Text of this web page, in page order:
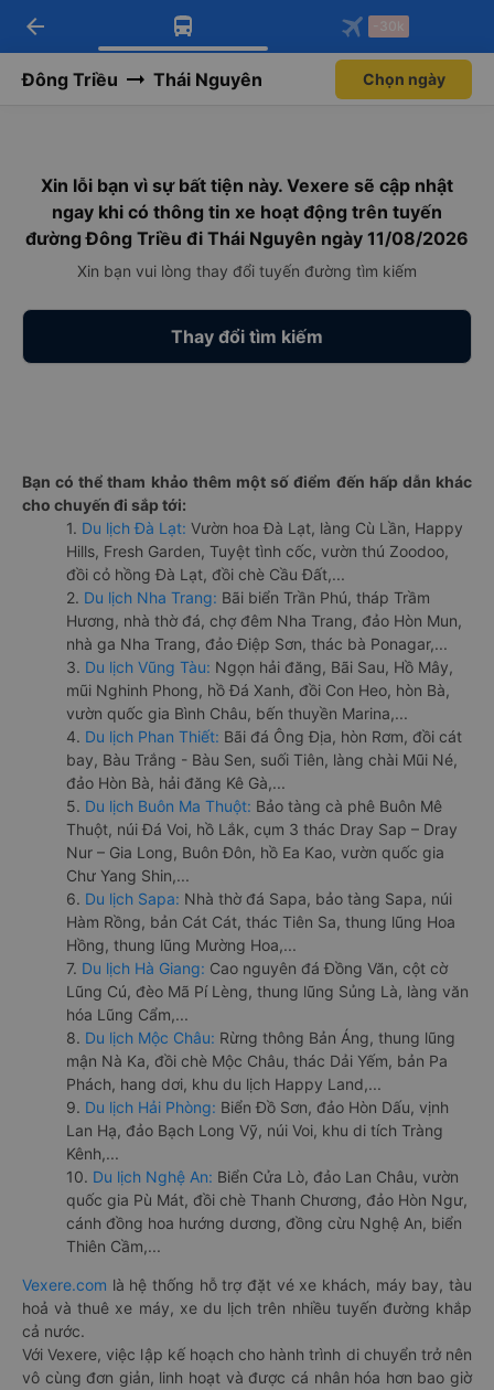
Tải app Vexere ngay!
Nhận ưu đãi thành viên độc
Mở app
Tải app Vexere
-30k/ghế khi đặt vé máy bay qua
Mở app
arrow_back -30k
Đông Triều Thái Nguyên Chọn ngày
Xin lỗi bạn vì sự bất tiện này. Vexere sẽ cập nhật
ngay khi có thông tin xe hoạt động trên tuyến
đường Đông Triều đi Thái Nguyên ngày 11/08/2026
Xin bạn vui lòng thay đổi tuyến đường tìm kiếm
Thay đổi tìm kiếm
Bạn có thể tham khảo thêm một số điểm đến hấp dẫn khác
cho chuyến đi sắp tới:
1. Du lịch Đà Lạt: Vườn hoa Đà Lạt, làng Cù Lần, Happy
Hills, Fresh Garden, Tuyệt tình cốc, vườn thú Zoodoo,
đồi cỏ hồng Đà Lạt, đồi chè Cầu Đất,...
2. Du lịch Nha Trang: Bãi biển Trần Phú, tháp Trầm
Hương, nhà thờ đá, chợ đêm Nha Trang, đảo Hòn Mun,
nhà ga Nha Trang, đảo Điệp Sơn, thác bà Ponagar,...
3. Du lịch Vũng Tàu: Ngọn hải đăng, Bãi Sau, Hồ Mây,
mũi Nghinh Phong, hồ Đá Xanh, đồi Con Heo, hòn Bà,
vườn quốc gia Bình Châu, bến thuyền Marina,...
4. Du lịch Phan Thiết: Bãi đá Ông Địa, hòn Rơm, đồi cát
bay, Bàu Trắng - Bàu Sen, suối Tiên, làng chài Mũi Né,
đảo Hòn Bà, hải đăng Kê Gà,...
5. Du lịch Buôn Ma Thuột: Bảo tàng cà phê Buôn Mê
Thuột, núi Đá Voi, hồ Lắk, cụm 3 thác Dray Sap – Dray
Nur – Gia Long, Buôn Đôn, hồ Ea Kao, vườn quốc gia
Chư Yang Shin,...
6. Du lịch Sapa: Nhà thờ đá Sapa, bảo tàng Sapa, núi
Hàm Rồng, bản Cát Cát, thác Tiên Sa, thung lũng Hoa
Hồng, thung lũng Mường Hoa,...
7. Du lịch Hà Giang: Cao nguyên đá Đồng Văn, cột cờ
Lũng Cú, đèo Mã Pí Lèng, thung lũng Sủng Là, làng văn
hóa Lũng Cẩm,...
8. Du lịch Mộc Châu: Rừng thông Bản Áng, thung lũng
mận Nà Ka, đồi chè Mộc Châu, thác Dải Yếm, bản Pa
Phách, hang dơi, khu du lịch Happy Land,...
9. Du lịch Hải Phòng: Biển Đồ Sơn, đảo Hòn Dấu, vịnh
Lan Hạ, đảo Bạch Long Vỹ, núi Voi, khu di tích Tràng
Kênh,...
10. Du lịch Nghệ An: Biển Cửa Lò, đảo Lan Châu, vườn
quốc gia Pù Mát, đồi chè Thanh Chương, đảo Hòn Ngư,
cánh đồng hoa hướng dương, đồng cừu Nghệ An, biển
Thiên Cầm,...
Vexere.com là hệ thống hỗ trợ đặt vé xe khách, máy bay, tàu
hoả và thuê xe máy, xe du lịch trên nhiều tuyến đường khắp
cả nước.
Với Vexere, việc lập kế hoạch cho hành trình di chuyển trở nên
vô cùng đơn giản, linh hoạt và được cá nhân hóa hơn bao giờ